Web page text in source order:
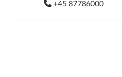
+45 87786000